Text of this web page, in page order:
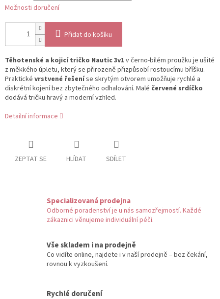
Možnosti doručení
Přidat do košíku
Těhotenské a kojicí tričko Nautic 3v1v černo‑bílém proužku je ušité
z měkkého úpletu, který se přirozeně přizpůsobí rostoucímu bříšku.
Praktické vrstvené řešeníse skrytým otvorem umožňuje rychlé a
diskrétní kojení bez zbytečného odhalování. Malé červené srdíčko
dodává tričku hravý a moderní vzhled.
Detailní informace
ZEPTAT SE HLÍDAT SDÍLET
Specializovaná prodejna
Odborné poradenství je u nás samozřejmostí. Každé
zákaznici věnujeme individuální péči.
Vše skladem i na prodejně
Co vidíte online, najdete i v naší prodejně – bez čekání,
rovnou k vyzkoušení.
Rychlé doručení